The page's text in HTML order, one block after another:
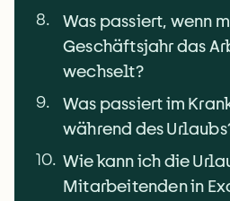
8.
Was passiert, wenn
Geschäftsjahr das
wechselt?
9.
Was passiert im
während des
10. Wie kann ich die
Mitarbeitenden in